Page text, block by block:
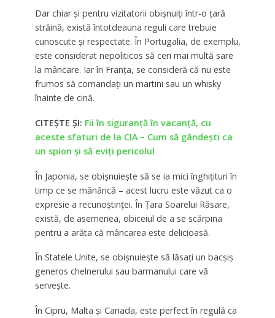
Dar chiar și pentru vizitatorii obișnuiți într-o țară
străină, există întotdeauna reguli care trebuie
cunoscute și respectate. În Portugalia, de exemplu,
este considerat nepoliticos să ceri mai multă sare
la mâncare. Iar în Franța, se consideră că nu este
frumos să comandați un martini sau un whisky
înainte de cină.
CITEȘTE ȘI: Fii în siguranță în vacanță, cu
aceste sfaturi de la CIA – Cum să gândești ca
un spion și să eviți pericolul
În Japonia, se obișnuiește să se ia mici înghițituri în
timp ce se mănâncă – acest lucru este văzut ca o
expresie a recunoștinței. În Țara Soarelui Răsare,
există, de asemenea, obiceiul de a se scărpina
pentru a arăta că mâncarea este delicioasă.
În Statele Unite, se obișnuiește să lăsați un bacșiș
generos chelnerului sau barmanului care vă
servește.
În Cipru, Malta și Canada, este perfect în regulă ca